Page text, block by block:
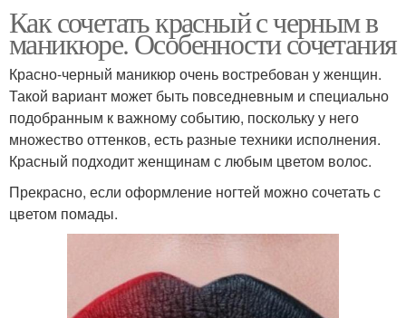
Как сочетать красный с черным в
маникюре. Особенности сочетания
Красно-черный маникюр очень востребован у женщин.
Такой вариант может быть повседневным и специально
подобранным к важному событию, поскольку у него
множество оттенков, есть разные техники исполнения.
Красный подходит женщинам с любым цветом волос.
Прекрасно, если оформление ногтей можно сочетать с
цветом помады.